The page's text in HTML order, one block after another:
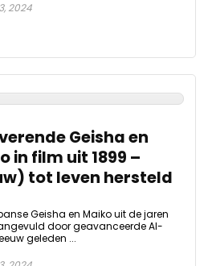
2024
Geisha en
in film uit 1899 –
tot leven hersteld
Geisha en Maiko uit de jaren
door geavanceerde AI-
geleden ...